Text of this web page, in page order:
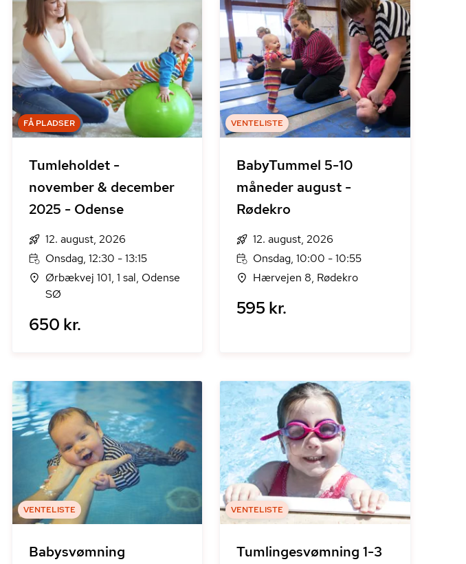
FÅ PLADSER
Tumleholdet -
november & december
2025 - Odense
12. august, 2026
Onsdag, 12:30 - 13:15
Ørbækvej 101, 1 sal, Odense
SØ
650 kr.
VENTELISTE
BabyTummel 5-10
måneder august -
Rødekro
12. august, 2026
Onsdag, 10:00 - 10:55
Hærvejen 8, Rødekro
595 kr.
VENTELISTE
Babysvømning
VENTELISTE
Tumlingesvømning 1-3